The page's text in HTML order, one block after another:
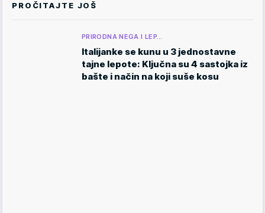
PROČITAJTE JOŠ
PRIRODNA NEGA I LEP…
Italijanke se kunu u 3 jednostavne
tajne lepote: Ključna su 4 sastojka iz
bašte i način na koji suše kosu